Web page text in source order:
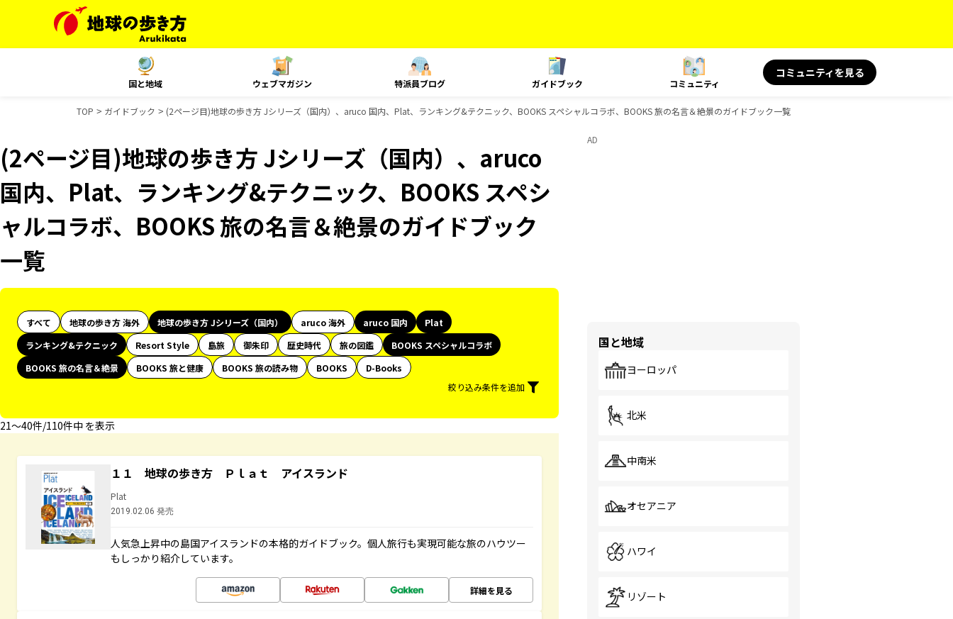
国と地域 ウェブマガジン 特派員ブログ ガイドブック コミュニティ
コミュニティを見る
TOP ガイドブック (2ページ目)地球の歩き方 Jシリーズ（国内）、aruco 国内、Plat、ランキング&テクニック、BOOKS スペシャルコラボ、BOOKS 旅の名言＆絶景のガイドブック一覧
(2ページ目)地球の歩き方 Jシリーズ（国内）、aruco
国内、Plat、ランキング&テクニック、BOOKS スペシ
ャルコラボ、BOOKS 旅の名言＆絶景のガイドブック
一覧
すべて 地球の歩き方 海外 地球の歩き方 Jシリーズ（国内） aruco 海外 aruco 国内
Plat
ランキング&テクニック
Resort Style 島旅 御朱印 歴史時代 旅の図鑑
BOOKS スペシャルコラボ
BOOKS 旅の名言＆絶景
BOOKS 旅と健康 BOOKS 旅の読み物 BOOKS
D-Books
絞り込み条件を追加
21〜40件/110件中 を表示
１１ 地球の歩き方 Ｐｌａｔ アイスランド
Plat
2019.02.06 発売
人気急上昇中の島国アイスランドの本格的ガイドブック。個人旅行も実現可能な旅のハウツー
もしっかり紹介しています。
詳細を見る
AD
国と地域
ヨーロッパ
北米
中南米
オセアニア
ハワイ
リゾート